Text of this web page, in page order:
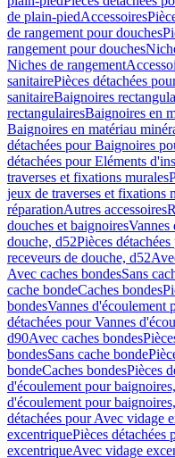
de plain-piedAccessoires
de rangement pour douches
rangement pour douches
Niches de rangement
sanitairePièces détachées
sanitaireBaignoires
rectangulairesBaignoires en
Baignoires en matériau
détachées pour Baignoires
détachées pour Eléments
traverses et fixations murales
jeux de traverses et fixations
réparationAutres accessoires
douches et baignoiresVannes
douche, d52Pièces
receveurs de douche, d52
Avec caches bondesSans
cache bondeCaches bondes
bondesVannes d'écoulement
détachées pour Vannes
d90Avec caches bondes
bondesSans cache bonde
bondeCaches bondesPièces
d'écoulement pour
d'écoulement pour
détachées pour Avec vidage
excentriquePièces
excentriqueAvec vidage